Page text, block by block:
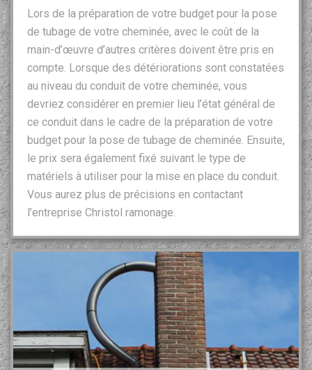
Lors de la préparation de votre budget pour la pose
de tubage de votre cheminée, avec le coût de la
main-d’œuvre d’autres critères doivent être pris en
compte. Lorsque des détériorations sont constatées
au niveau du conduit de votre cheminée, vous
devriez considérer en premier lieu l’état général de
ce conduit dans le cadre de la préparation de votre
budget pour la pose de tubage de cheminée. Ensuite,
le prix sera également fixé suivant le type de
matériels à utiliser pour la mise en place du conduit.
Vous aurez plus de précisions en contactant
l’entreprise Christol ramonage.